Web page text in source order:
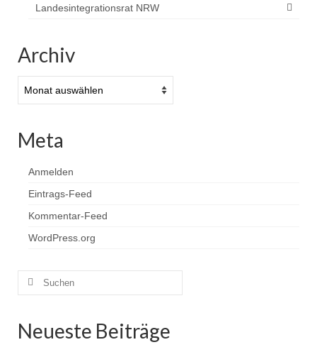
Landesintegrationsrat NRW
Archiv
Meta
Anmelden
Eintrags-Feed
Kommentar-Feed
WordPress.org
Suchen
Neueste Beiträge